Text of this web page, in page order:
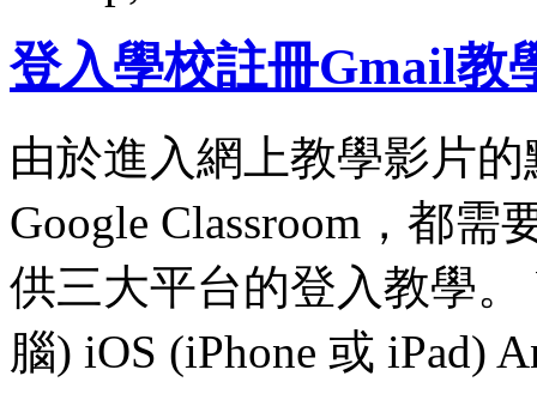
登入學校註冊Gmail教
由於進入網上教學影片
Google Classroom，都
供三大平台的登入教學
腦) iOS (iPhone 或 iPad)